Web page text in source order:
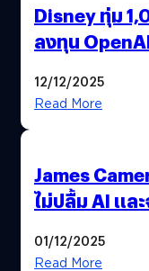
Disney ทุ่ม
ลงทุน
12/12/2025
Read More
James
ไม่ปลื้ม AI แล
01/12/2025
Read More